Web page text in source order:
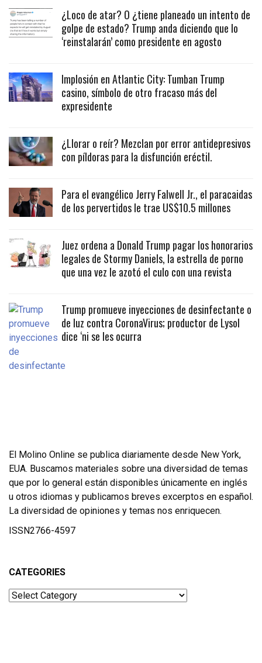
¿Loco de atar? O ¿tiene planeado un intento de
golpe de estado? Trump anda diciendo que lo
‘reinstalarán’ como presidente en agosto
Implosión en Atlantic City: Tumban Trump
casino, símbolo de otro fracaso más del
expresidente
¿Llorar o reír? Mezclan por error antidepresivos
con píldoras para la disfunción eréctil.
Para el evangélico Jerry Falwell Jr., el paracaidas
de los pervertidos le trae US$10.5 millones
Juez ordena a Donald Trump pagar los honorarios
legales de Stormy Daniels, la estrella de porno
que una vez le azotó el culo con una revista
Trump promueve inyecciones de desinfectante o
de luz contra CoronaVirus; productor de Lysol
dice ‘ni se les ocurra
El Molino Online se publica diariamente desde New York,
EUA. Buscamos materiales sobre una diversidad de temas
que por lo general están disponibles únicamente en inglés
u otros idiomas y publicamos breves excerptos en español.
La diversidad de opiniones y temas nos enriquecen.
ISSN2766-4597
CATEGORIES
Categories